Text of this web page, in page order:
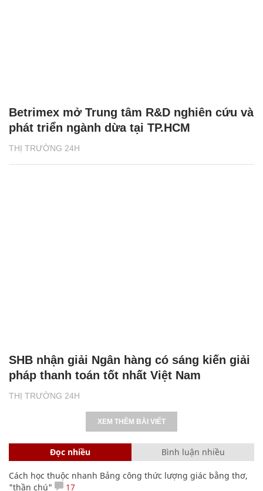
THỊ TRƯỜNG 24H
Betrimex mở Trung tâm R&D nghiên cứu và
phát triển ngành dừa tại TP.HCM
THỊ TRƯỜNG 24H
SHB nhận giải Ngân hàng có sáng kiến giải
pháp thanh toán tốt nhất Việt Nam
XEM THÊM BÀI VIẾT
Đọc nhiều Bình luận nhiều
Cách học thuộc nhanh Bảng công thức lượng giác bằng thơ,
"thần chú"
17